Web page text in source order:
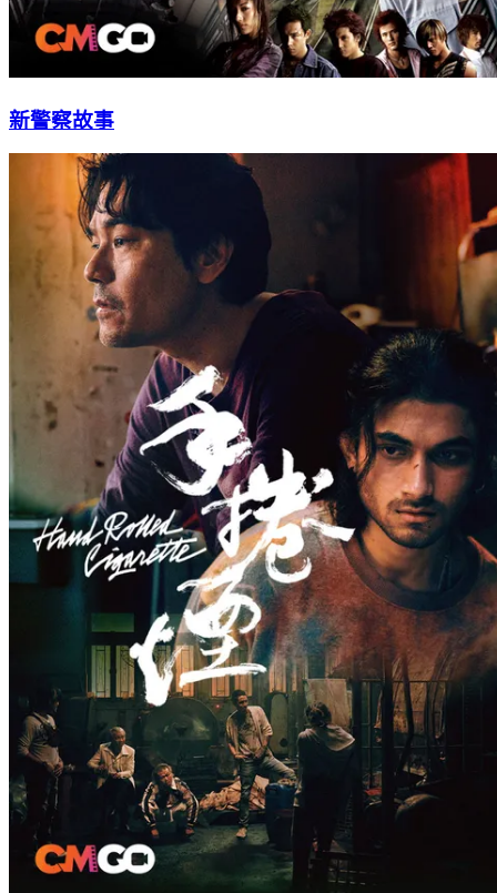
新警察故事